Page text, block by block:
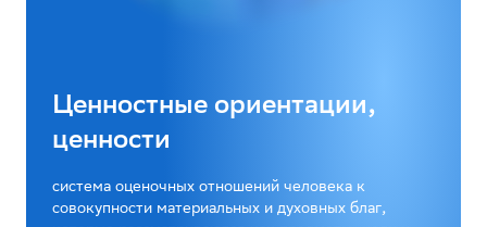
Ценностные ориентации,
ценности
система оценочных отношений человека к
совокупности материальных и духовных благ,